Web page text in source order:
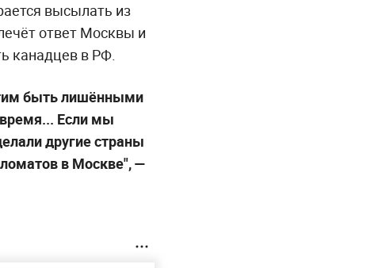
высылать из
ответ Москвы и
канадцев в РФ.
быть лишёнными
Если мы
другие страны
в Москве", —